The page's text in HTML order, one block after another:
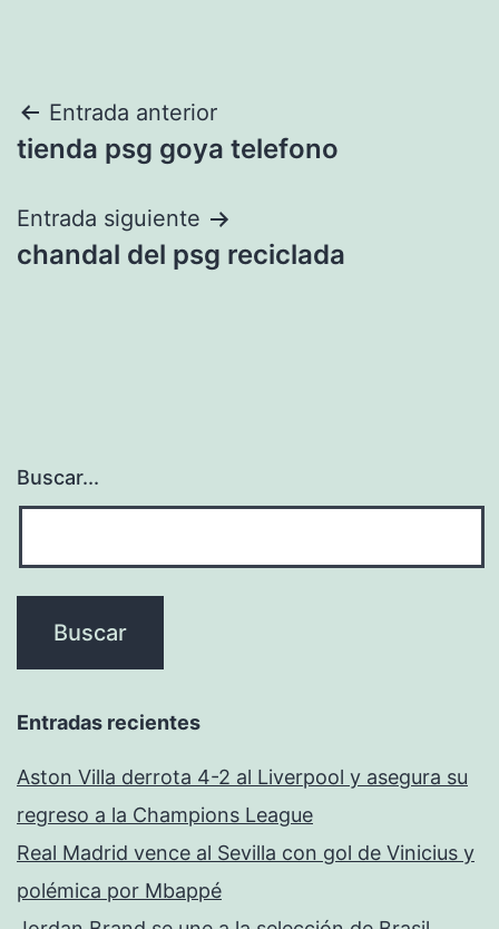
Navegación
de
entradas
Entrada anterior
tienda psg goya telefono
Entrada siguiente
chandal del psg reciclada
Buscar...
Entradas recientes
Aston Villa derrota 4-2 al Liverpool y asegura su
regreso a la Champions League
Real Madrid vence al Sevilla con gol de Vinicius y
polémica por Mbappé